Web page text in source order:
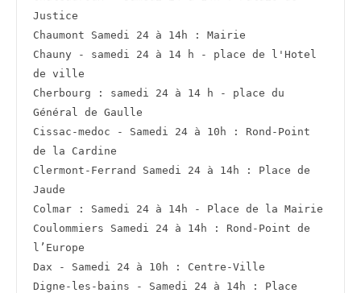
Justice
Chaumont Samedi 24 à 14h : Mairie
Chauny - samedi 24 à 14 h - place de l'Hotel
de ville
Cherbourg : samedi 24 à 14 h - place du
Général de Gaulle
Cissac-medoc - Samedi 24 à 10h : Rond-Point
de la Cardine
Clermont-Ferrand Samedi 24 à 14h : Place de
Jaude
Colmar : Samedi 24 à 14h - Place de la Mairie
Coulommiers Samedi 24 à 14h : Rond-Point de
l’Europe
Dax - Samedi 24 à 10h : Centre-Ville
Digne-les-bains - Samedi 24 à 14h : Place